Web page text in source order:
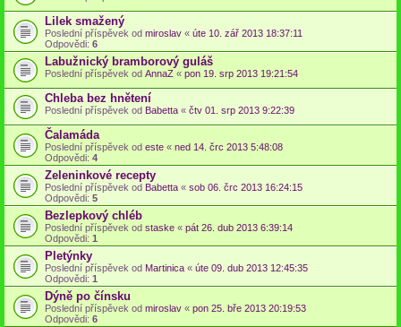
Lilek smažený
Poslední příspěvek od miroslav « úte 10. zář 2013 18:37:11
Odpovědi: 6
Labužnický bramborový guláš
Poslední příspěvek od AnnaZ « pon 19. srp 2013 19:21:54
Chleba bez hnětení
Poslední příspěvek od Babetta « čtv 01. srp 2013 9:22:39
Čalamáda
Poslední příspěvek od este « ned 14. črc 2013 5:48:08
Odpovědi: 4
Zeleninkové recepty
Poslední příspěvek od Babetta « sob 06. črc 2013 16:24:15
Odpovědi: 5
Bezlepkový chléb
Poslední příspěvek od staske « pát 26. dub 2013 6:39:14
Odpovědi: 1
Pletýnky
Poslední příspěvek od Martinica « úte 09. dub 2013 12:45:35
Odpovědi: 1
Dýně po čínsku
Poslední příspěvek od miroslav « pon 25. bře 2013 20:19:53
Odpovědi: 6